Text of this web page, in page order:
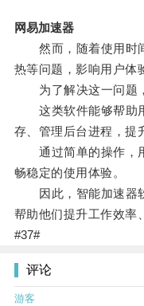
网易加速器
然而，随着使用时间
热等问题，影响用户体
为了解决这一问题，
这类软件能够帮助用
存、管理后台进程，提
通过简单的操作，用
畅稳定的使用体验。
因此，智能加速器软
帮助他们提升工作效率
#37#
评论
游客